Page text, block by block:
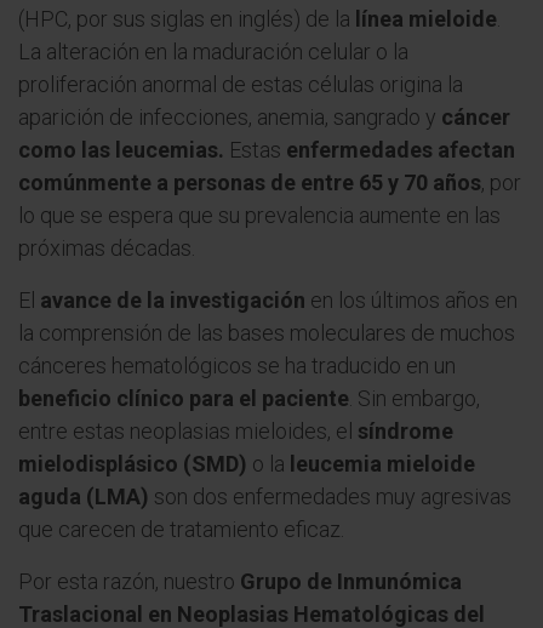
(HPC, por sus siglas en inglés) de la línea mieloide
La alteración en la maduración celular o la
proliferación anormal de estas células origina la
aparición de infecciones, anemia, sangrado y cáncer
como las leucemias. Estas enfermedades afectan
comúnmente a personas de entre 65 y 70 años, por
lo que se espera que su prevalencia aumente en las
próximas décadas.
El avance de la investigación en los últimos años en
la comprensión de las bases moleculares de muchos
cánceres hematológicos se ha traducido en un
beneficio clínico para el paciente . Sin embargo,
entre estas neoplasias mieloides, el síndrome
mielodisplásico (SMD) o la leucemia mieloide
aguda (LMA) son dos enfermedades muy agresivas
que carecen de tratamiento eficaz.
Por esta razón, nuestro Grupo de Inmunómica
Traslacional en Neoplasias Hematológicas del